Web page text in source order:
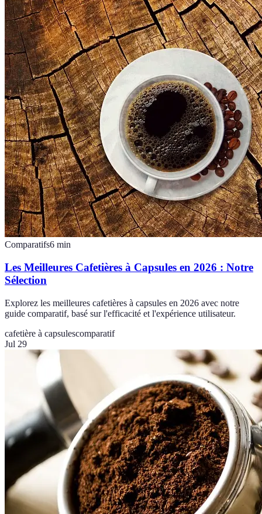
Comparatifs6 min
Les Meilleures Cafetières à Capsules en 2026 : Notre
Sélection
Explorez les meilleures cafetières à capsules en 2026 avec notre
guide comparatif, basé sur l'efficacité et l'expérience utilisateur.
cafetière à capsulescomparatif
Jul 29